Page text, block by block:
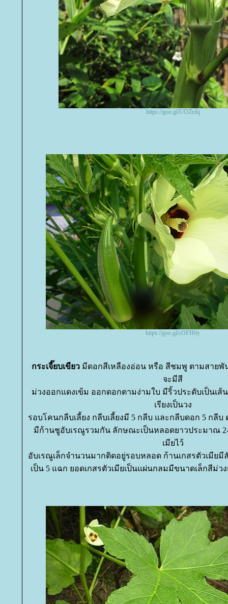
https://goo.gl/UOZrdq
https://goo.gl/cOFH0y
กระเจี๊ยบเขียว มีดอกสีเหลืองอ่อน หรือ สีชมพู ตามสาย
จะมีสี
ม่วงออกแดงเข้ม ออกดอกตามง่ามใบ มีริ้วประดับเป็นเส้
เรียงเป็นวง
รอบโคนกลีบเลี้ยง กลีบเลี้ยงมี 5 กลีบ และกลีบดอก 5 กลี
มีก้านชูอับเรณูรวมกัน ลักษณะเป็นหลอดยาวประมาณ 2-
เมียไว้
อับเรณูเล็กจำนวนมากติดอยู่รอบหลอด ก้านเกสรตัวเมียมี
เป็น 5 แฉก ยอดเกสรตัวเมียเป็นแผ่นกลมมีขนาดเล็กสีม่